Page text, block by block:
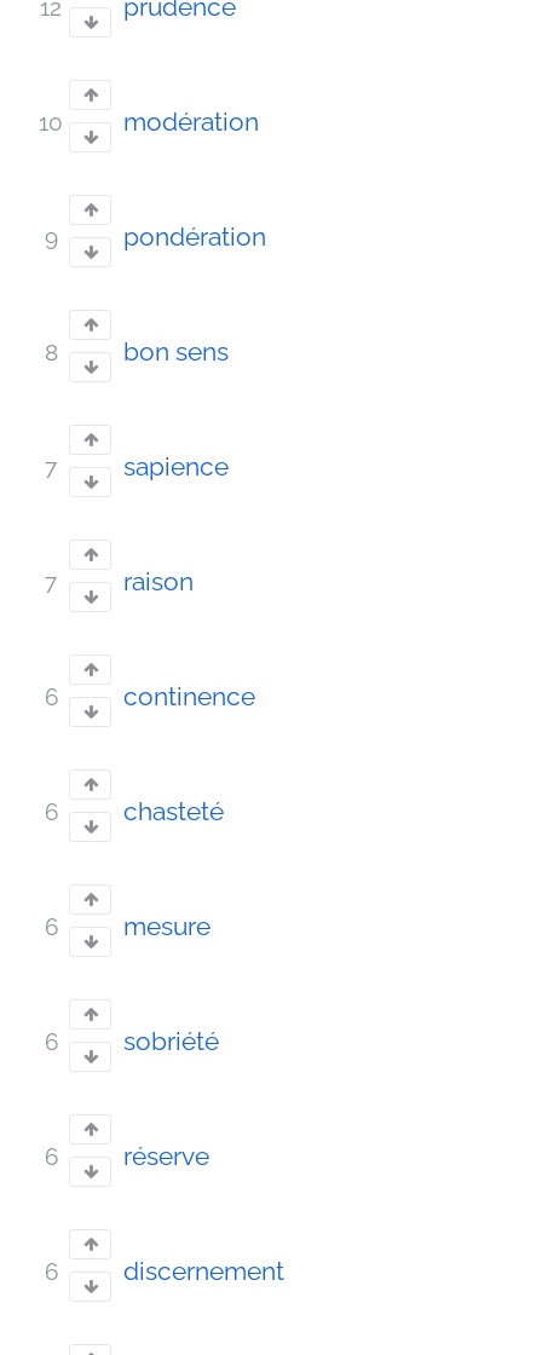
12 prudence
10 modération
9 pondération
8 bon sens
7 sapience
7 raison
6 continence
6 chasteté
6 mesure
6 sobriété
6 réserve
6 discernement